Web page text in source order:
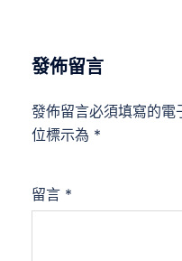
發佈留言
發佈留言必須填寫的電
位標示為 *
留言 *